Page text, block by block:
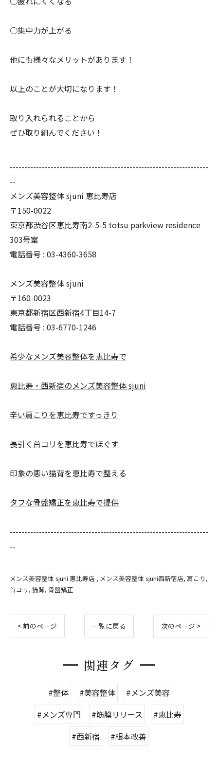
○集中力が上がる
他にも様々なメリットがあります！
以上のことが大切になります！
取り入れられることから
ぜひ取り組んでください！
--------------------------------------------------------------------
--
メンズ美容整体 sjuni 恵比寿店
〒150-0022
東京都渋谷区恵比寿南2-5-5 totsu parkview residence
303号室
電話番号 : 03-4360-3658
メンズ美容整体 sjuni
〒160-0023
東京都新宿区西新宿4丁目14-7
電話番号 : 03-6770-1246
希少なメンズ美容整体を恵比寿で
恵比寿・西新宿のメンズ美容整体 sjuni
辛い肩こりを恵比寿ですっきり
長引く首コリを恵比寿でほぐす
印象の悪い猫背を恵比寿で整える
タフな骨盤矯正を恵比寿で提供
--------------------------------------------------------------------
--
メンズ美容整体 sjuni 恵比寿店 メンズ美容整体 sjuni西新宿店 肩こり
首コリ 猫背 骨盤矯正
< 前のページ 一覧に戻る 次のページ >
関連タグ
#整体 #美容整体
#メンズ美容
#メンズ専門
#筋膜リリース
#恵比寿
#西新宿
#根本改善